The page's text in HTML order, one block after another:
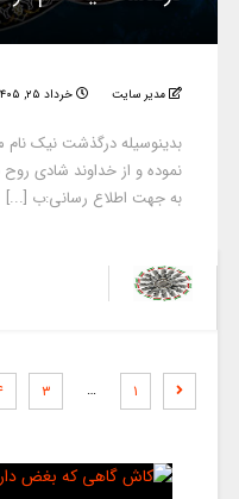
مدیر سایت خرداد ۲۵, ۱۴۰۵
بدینوسیله درگذشت نیک
نموده و از خداوند شادی
به جهت اطلاع رسانی:ب [...]
۱ … ۳